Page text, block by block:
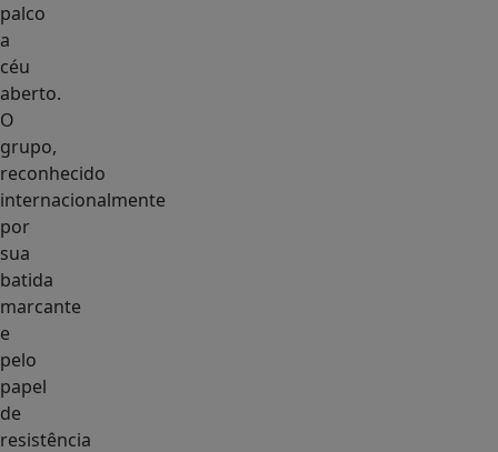
palco
a
céu
aberto.
O
grupo,
reconhecido
internacionalmente
por
sua
batida
marcante
e
pelo
papel
de
resistência